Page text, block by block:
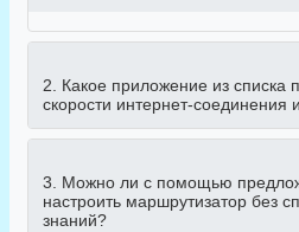
2. Какое приложение из списка
скорости интернет-соединения
3. Можно ли с помощью
настроить маршрутизатор без
знаний?